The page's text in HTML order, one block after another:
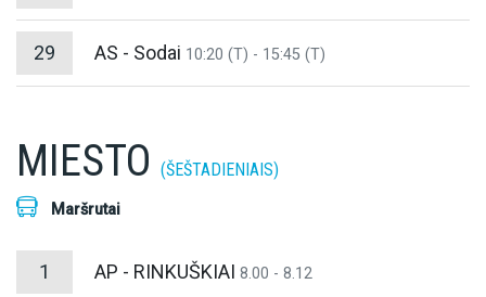
29 AS - Sodai 10:20 (T) - 15:45 (T)
MIESTO (ŠEŠTADIENIAIS)
Maršrutai
1 AP - RINKUŠKIAI 8.00 - 8.12